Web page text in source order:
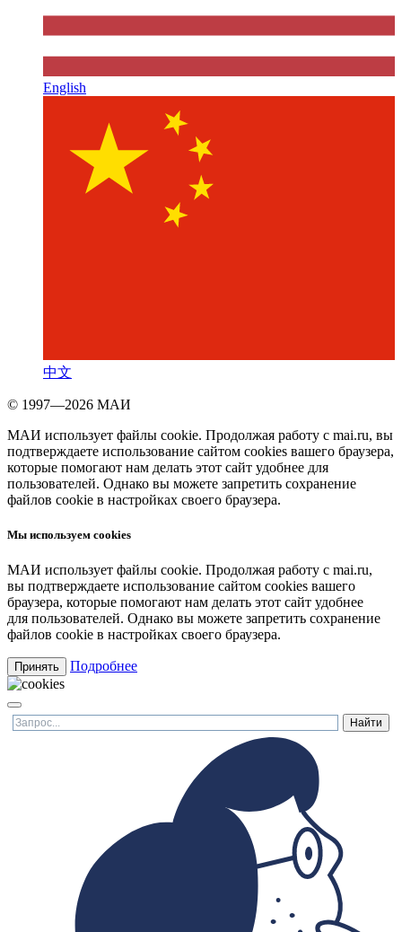
English
中文
© 1997—2026 МАИ
МАИ использует файлы cookie. Продолжая работу с mai.ru, вы
подтверждаете использование сайтом cookies вашего браузера,
которые помогают нам делать этот сайт удобнее для
пользователей. Однако вы можете запретить сохранение
файлов cookie в настройках своего браузера.
Мы используем cookies
МАИ использует файлы cookie. Продолжая работу с mai.ru,
вы подтверждаете использование сайтом cookies вашего
браузера, которые помогают нам делать этот сайт удобнее
для пользователей. Однако вы можете запретить сохранение
файлов cookie в настройках своего браузера.
Принять Подробнее